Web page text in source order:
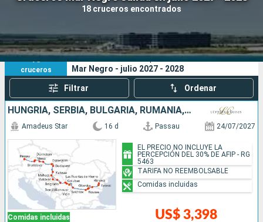
18 cruceros encontrados
Puertos Compañías
Buscar
18
cruceros
Sus criterios de búsqueda:
Mar Negro - julio 2027 - 2028
Filtrar Ordenar
HUNGRÍA, SERBIA, BULGARIA, RUMANIA, CROACIA, ESLOVAQUIA, AUSTRIA, ALEMANIA
Comidas incluidas
Amadeus Star 16 d Passau 24/07/2027
US$ 3,398
EL PRECIO NO INCLUYE LA
PERCEPCIÓN DEL 30% DE AFIP - RG
5463
TARIFA NO REEMBOLSABLE
Comidas incluidas